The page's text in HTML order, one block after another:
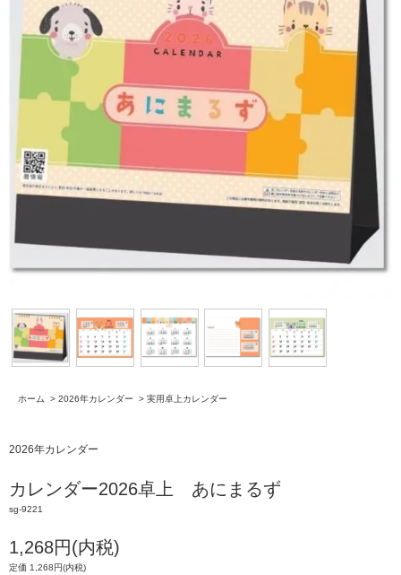
ホーム > 2026年カレンダー > 実用卓上カレンダー
2026年カレンダー
カレンダー2026卓上 あにまるず
sg-9221
1,268円(内税)
定価 1,268円(内税)